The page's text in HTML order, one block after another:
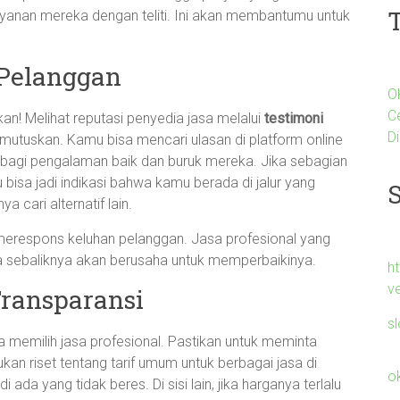
mereka dengan teliti. Ini akan membantumu untuk
Melihat reputasi penyedia jasa melalui testimoni
Kamu bisa mencari ulasan di platform online
pengalaman baik dan buruk mereka. Jika sebagian
jadi indikasi bahwa kamu berada di jalur yang
cari alternatif lain.
keluhan pelanggan. Jasa profesional yang
akan berusaha untuk memperbaikinya.
memilih jasa profesional. Pastikan untuk meminta
riset tentang tarif umum untuk berbagai jasa di
ada yang tidak beres. Di sisi lain, jika harganya terlalu